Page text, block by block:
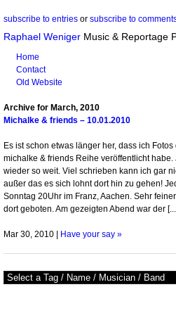
subscribe to entries or subscribe to
Raphael Weniger Music & Reportage
Home
Contact
Old Website
Archive for March, 2010
Michalke & friends – 10.01.2010
Es ist schon etwas länger her, dass ich Fotos
michalke & friends Reihe veröffentlicht habe.
wieder so weit. Viel schrieben kann ich gar
außer das es sich lohnt dort hin zu gehen!
Sonntag 20Uhr im Franz, Aachen. Sehr
dort geboten. Am gezeigten Abend war der
Mar 30, 2010 | Have your say »